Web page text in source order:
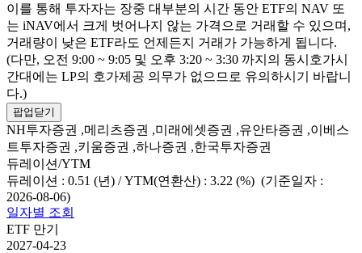
이를 통해 투자자는 장중 대부분의 시간 동안 ETF의 NAV 또
는 iNAV에서 크게 벗어나지 않는 가격으로 거래할 수 있으며,
거래량이 낮은 ETF라도 언제든지 거래가 가능하게 됩니다.
(다만, 오전 9:00 ~ 9:05 및 오후 3:20 ~ 3:30 까지의 동시호가시
간대에는 LP의 호가제공 의무가 없으므로 유의하시기 바랍니
다.)
팝업닫기
NH투자증권 ,메리츠증권 ,미래에셋증권 ,유안타증권 ,이베스
트투자증권 ,키움증권 ,하나증권 ,한국투자증권
듀레이션/YTM
듀레이션 : 0.51 (년) / YTM(연환산) : 3.22 (%) (기준일자 :
2026-08-06)
일자별 조회
ETF 만기
2027-04-23